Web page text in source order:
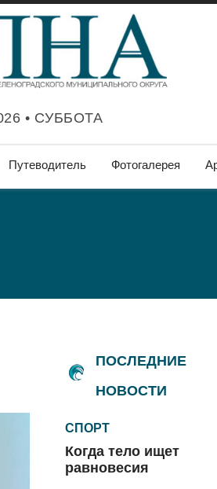
• СУББОТА
Путеводитель Фотогалерея
ПОСЛЕДНИЕ
НОВОСТИ
СПОРТ
Когда тело ищет
равновесия